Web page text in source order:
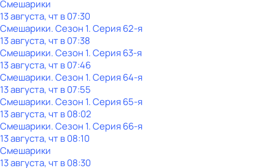
Смешарики
13 августа, чт в 07:30
Смешарики. Сезон 1. Серия 62-я
13 августа, чт в 07:38
Смешарики. Сезон 1. Серия 63-я
13 августа, чт в 07:46
Смешарики. Сезон 1. Серия 64-я
13 августа, чт в 07:55
Смешарики. Сезон 1. Серия 65-я
13 августа, чт в 08:02
Смешарики. Сезон 1. Серия 66-я
13 августа, чт в 08:10
Смешарики
13 августа, чт в 08:30